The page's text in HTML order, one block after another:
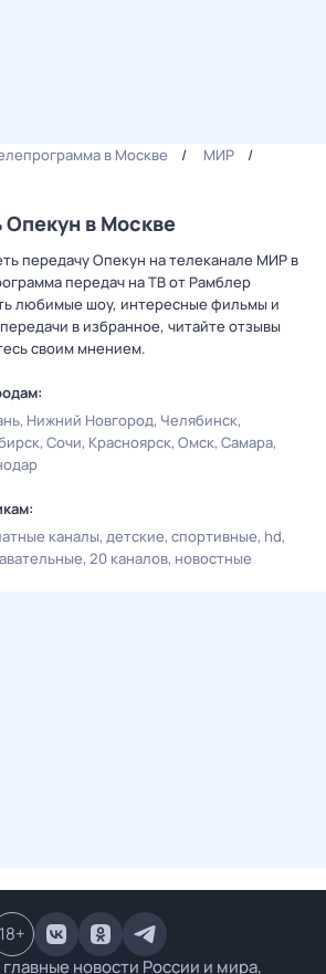
в Москве
МИР
Опекун в Москве
передачу Опекун на телеканале МИР в
передач на ТВ от Рамблер
любимые шоу, интересные фильмы и
в избранное, читайте отзывы
своим мнением.
Нижний Новгород Челябинск
Сочи Красноярск Омск Самара
каналы детские спортивные hd
20 каналов новостные
новости России и мира,
18+